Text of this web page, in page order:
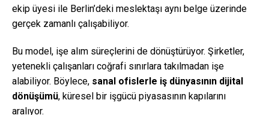
ekip üyesi ile Berlin’deki meslektaşı aynı belge üzerinde
gerçek zamanlı çalışabiliyor.
Bu model, işe alım süreçlerini de dönüştürüyor. Şirketler,
yetenekli çalışanları coğrafi sınırlara takılmadan işe
alabiliyor. Böylece, sanal ofislerle iş dünyasının dijital
dönüşümü, küresel bir işgücü piyasasının kapılarını
aralıyor.